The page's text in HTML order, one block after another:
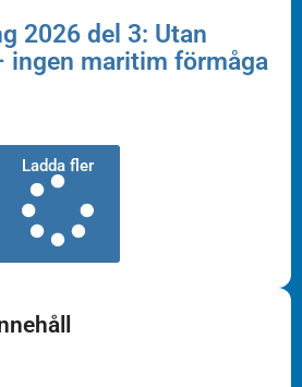
2026 del 3: Utan
ingen maritim förmåga
Ladda fler